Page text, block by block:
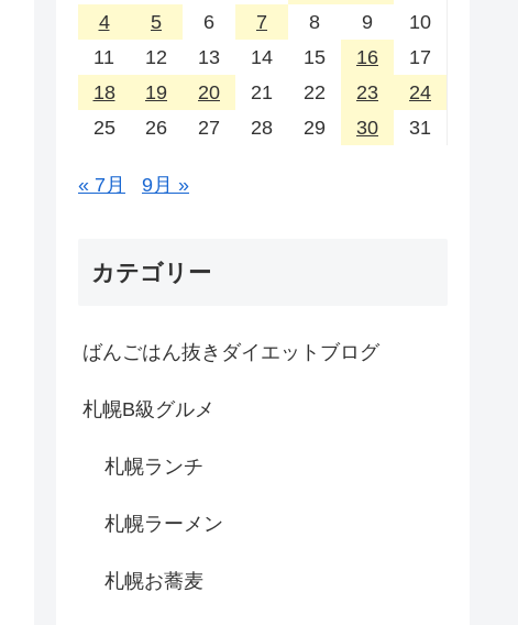
4
5 6 7 8 9
10
11
12 13 14 15 16
17
18
19 20 21 22 23
24
25
26 27 28 29 30 31
« 7月 9月 »
カテゴリー
ばんごはん抜きダイエットブログ
札幌B級グルメ
札幌ランチ
札幌ラーメン
札幌お蕎麦